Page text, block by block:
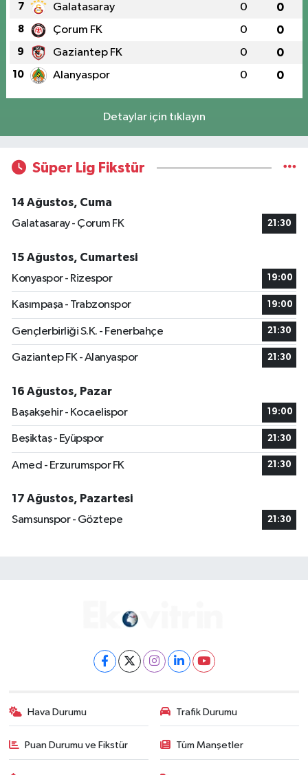
7 Galatasaray 0 0
8 Çorum FK 0 0
9 Gaziantep FK 0 0
10 Alanyaspor 0 0
Detaylar için tıklayın
Süper Lig Fikstür
14 Ağustos, Cuma
Galatasaray - Çorum FK
21:30
15 Ağustos, Cumartesi
Konyaspor - Rizespor
19:00
Kasımpaşa - Trabzonspor 19:00
Gençlerbirliği S.K. - Fenerbahçe 21:30
Gaziantep FK - Alanyaspor 21:30
16 Ağustos, Pazar
Başakşehir - Kocaelispor
19:00
Beşiktaş - Eyüpspor 21:30
Amed - Erzurumspor FK 21:30
17 Ağustos, Pazartesi
Samsunspor - Göztepe
21:30
Hava Durumu Trafik Durumu
Puan Durumu ve Fikstür Tüm Manşetler